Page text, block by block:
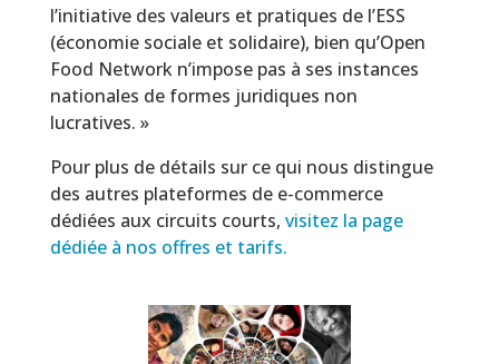
l’initiative des valeurs et pratiques de l’ESS
(économie sociale et solidaire), bien qu’Open
Food Network n’impose pas à ses instances
nationales de formes juridiques non
lucratives. »
Pour plus de détails sur ce qui nous distingue
des autres plateformes de e-commerce
dédiées aux circuits courts, visitez la page
dédiée à nos offres et tarifs.